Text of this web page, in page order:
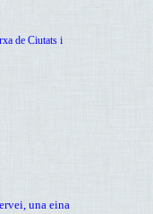
de Ciutats i
una eina